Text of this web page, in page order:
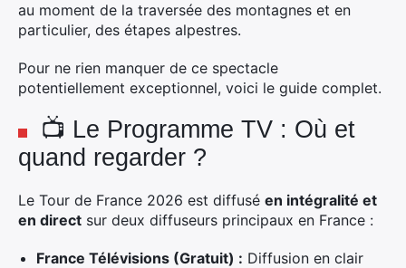
au moment de la traversée des montagnes et en
particulier, des étapes alpestres.
Pour ne rien manquer de ce spectacle
potentiellement exceptionnel, voici le guide complet.
📺 Le Programme TV : Où et
quand regarder ?
Le Tour de France 2026 est diffusé en intégralité et
en direct sur deux diffuseurs principaux en France :
France Télévisions (Gratuit) : Diffusion en clair